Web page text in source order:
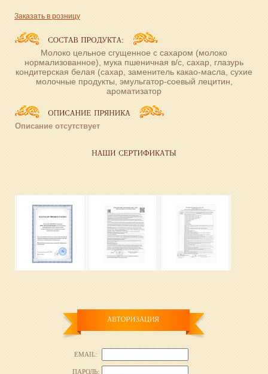
Заказать в розницу
Молоко цельное сгущенное с сахаром (молоко
нормализованное), мука пшеничная в/с, сахар, глазурь
кондитерская белая (сахар, заменитель какао-масла, сухие
молочные продукты, эмульгатор-соевый лецитин,
ароматизатор
Описание отсутствует
EMAIL:
ПАРОЛЬ: